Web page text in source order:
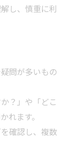
取の注意点
ント
方法
ント
ク項目
し、慎重に利
問が多いもの
？」や「どこ
れます。
確認し、複数